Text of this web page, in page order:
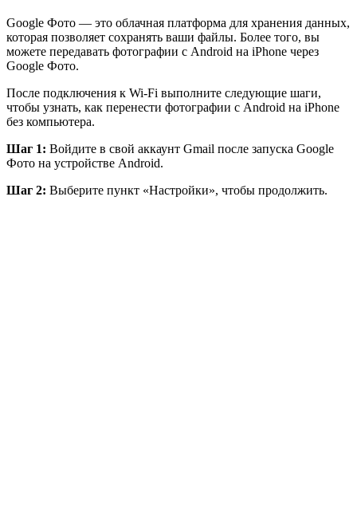
Google Фото — это облачная платформа для хранения данных,
которая позволяет сохранять ваши файлы. Более того, вы
можете передавать фотографии с Android на iPhone через
Google Фото.
После подключения к Wi-Fi выполните следующие шаги,
чтобы узнать, как перенести фотографии с Android на iPhone
без компьютера.
Шаг 1: Войдите в свой аккаунт Gmail после запуска Google
Фото на устройстве Android.
Шаг 2: Выберите пункт «Настройки», чтобы продолжить.